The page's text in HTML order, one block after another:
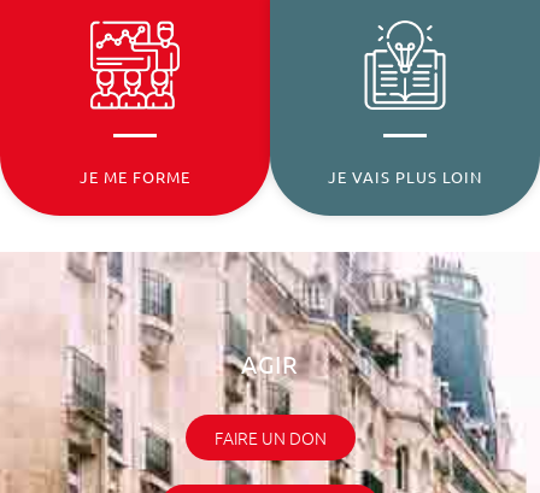
JE ME FORME JE VAIS PLUS LOIN
AGIR
FAIRE UN DON